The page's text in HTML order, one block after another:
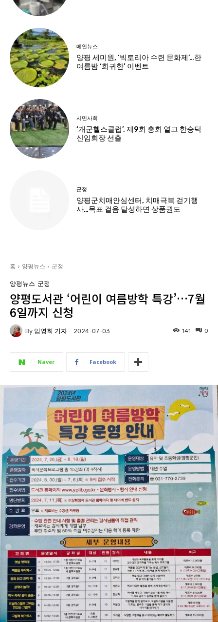
메인뉴스
양평 세미원, ‘빅토리아 수련 문화제’…한
여름밤 ‘희귀한’ 이벤트
시민사회
‘개군헬스클럽’, 제9회 총회 열고 한승덕
신임회장 선출
군정
양평군치매안심센터, 치매극복 걷기행
사…목표 걸음 달성하면 상품권도